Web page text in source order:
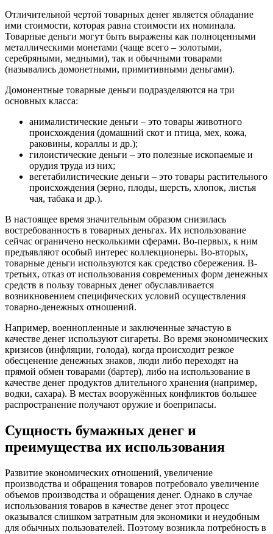
Отличительной чертой товарных денег является обладание
ими стоимости, которая равна стоимости их номинала.
Товарные деньги могут быть выражены как полноценными
металлическими монетами (чаще всего – золотыми,
серебряными, медными), так и обычными товарами
(назывались домонетными, примитивными деньгами).
Домонентные товарные деньги подразделяются на три
основных класса:
анималистические деньги – это товары животного
происхождения (домашний скот и птица, мех, кожа,
раковины, кораллы и др.);
гилоистические деньги – это полезные ископаемые и
орудия труда из них;
вегетабилистические деньги – это товары растительного
происхождения (зерно, плоды, шерсть, хлопок, листья
чая, табака и др.).
В настоящее время значительным образом снизилась
востребованность в товарных деньгах. Их использование
сейчас ограничено несколькими сферами. Во-первых, к ним
предъявляют особый интерес коллекционеры. Во-вторых,
товарные деньги используются как средство сбережения. В-
третьих, отказ от использования современных форм денежных
средств в пользу товарных денег обуславливается
возникновением специфических условий осуществления
товарно-денежных отношений.
Например, военнопленные и заключенные зачастую в
качестве денег используют сигареты. Во время экономических
кризисов (инфляции, голода), когда происходит резкое
обесценение денежных знаков, люди либо переходят на
прямой обмен товарами (бартер), либо на использование в
качестве денег продуктов длительного хранения (например,
водки, сахара). В местах вооружённых конфликтов большее
распространение получают оружие и боеприпасы.
Сущность бумажных денег и
преимущества их использования
Развитие экономических отношений, увеличение
производства и обращения товаров потребовало увеличение
объемов производства и обращения денег. Однако в случае
использования товаров в качестве денег этот процесс
оказывался слишком затратным для экономики и неудобным
для обычных пользователей. Поэтому возникла потребность в